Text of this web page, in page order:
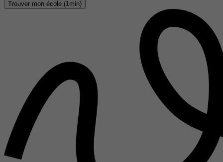
Trouver mon école (1min)